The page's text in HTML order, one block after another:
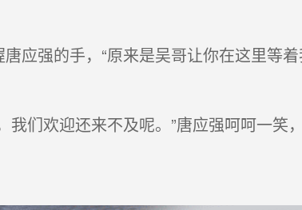
应强的手，“原来是吴哥让你在这里等
们欢迎还来不及呢。”唐应强呵呵一笑